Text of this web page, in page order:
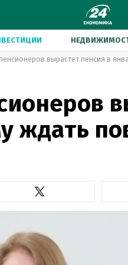
вырастет пенсия в
ждать